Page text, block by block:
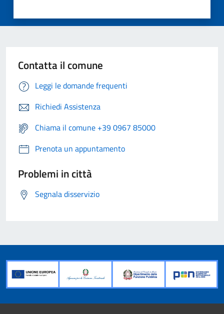
Contatta il comune
Leggi le domande frequenti
Richiedi Assistenza
Chiama il comune +39 0967 85000
Prenota un appuntamento
Problemi in città
Segnala disservizio